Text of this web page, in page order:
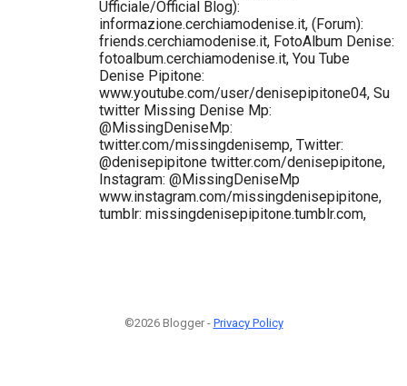
Ufficiale/Official Blog):
informazione.cerchiamodenise.it, (Forum):
friends.cerchiamodenise.it, FotoAlbum Denise:
fotoalbum.cerchiamodenise.it, You Tube
Denise Pipitone:
www.youtube.com/user/denisepipitone04, Su
twitter Missing Denise Mp:
@MissingDeniseMp:
twitter.com/missingdenisemp, Twitter:
@denisepipitone twitter.com/denisepipitone,
Instagram: @MissingDeniseMp
www.instagram.com/missingdenisepipitone,
tumblr: missingdenisepipitone.tumblr.com,
©2026 Blogger - Privacy Policy